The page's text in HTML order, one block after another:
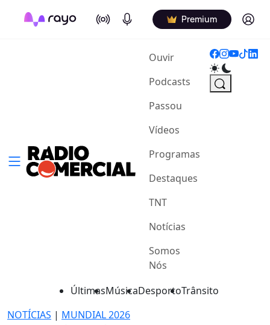
On Air Podcasts Premium Log in
Ouvir(current)
Podcasts
Passou
Vídeos
Programas
Destaques
TNT
Notícias
Somos
Nós
ÚltimasMúsicaDesportoTrânsito
NOTÍCIAS | MUNDIAL 2026